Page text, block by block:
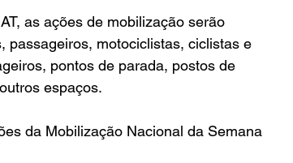
as ações de mobilização serão
passageiros, motociclistas, ciclistas e
pontos de parada, postos de
espaços.
da Mobilização Nacional da Semana